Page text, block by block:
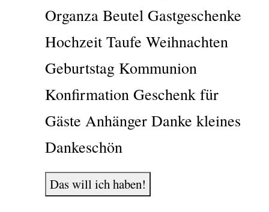
Organza Beutel Gastgeschenke
Hochzeit Taufe Weihnachten
Geburtstag Kommunion
Konfirmation Geschenk für
Gäste Anhänger Danke kleines
Dankeschön
Das will ich haben!